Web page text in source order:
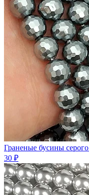
Граненые бусины
30 ₽